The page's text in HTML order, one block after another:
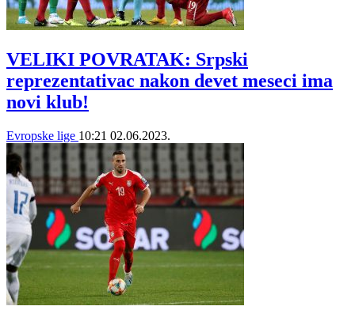
VELIKI POVRATAK: Srpski
reprezentativac nakon devet meseci ima
novi klub!
Evropske lige 10:21 02.06.2023.